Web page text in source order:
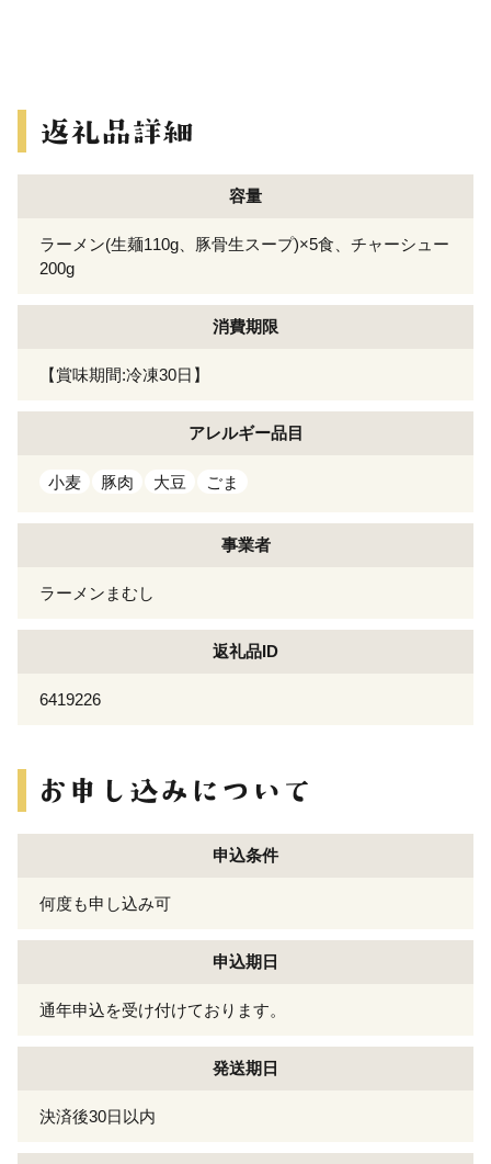
容量
ラーメン(生麺110g、豚骨生スープ)×5食、チャーシュー
200g
消費期限
【賞味期間:冷凍30日】
アレルギー品目
小麦 豚肉 大豆 ごま
事業者
ラーメンまむし
返礼品ID
6419226
申込条件
何度も申し込み可
申込期日
通年申込を受け付けております。
発送期日
決済後30日以内